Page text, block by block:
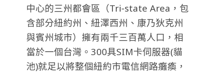
中心的三州都會區（Tri-state Area，包
含部分紐約州、紐澤西州、康乃狄克州
與賓州城市）擁有兩千三百萬人口，相
當於一個台灣。300具SIM卡伺服器(貓
池)就足以將整個紐約市電信網路癱瘓，